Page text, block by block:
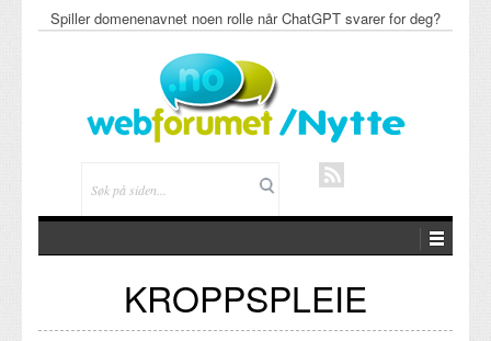
Spiller domenenavnet noen rolle når ChatGPT svarer for deg?
KROPPSPLEIE